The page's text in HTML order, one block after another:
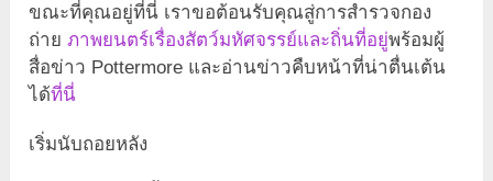
ขณะที่คุณอยู่ที่นี่ เราขอต้อนรับคุณสู่การสำรวจกอง
ถ่ายภาพยนตร์เรื่องสัตว์มหัศจรรย์และถิ่นที่อยู่พร้อมผู้
สื่อข่าว Pottermore และอ่านข่าวคืบหน้าที่น่าตื่นเต้น
ได้ที่นี่
เริ่มนับถอยหลัง